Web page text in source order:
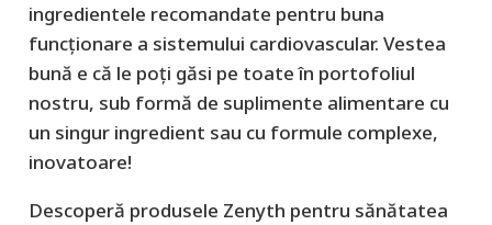
ingredientele recomandate pentru buna
funcționare a sistemului cardiovascular. Vestea
bună e că le poți găsi pe toate în portofoliul
nostru, sub formă de suplimente alimentare cu
un singur ingredient sau cu formule complexe,
inovatoare!
Descoperă produsele Zenyth pentru sănătatea